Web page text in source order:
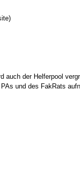
auch der Helferpool
und des FakRats